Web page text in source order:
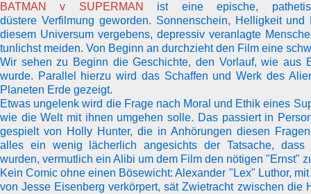
BATMAN v SUPERMAN
ist eine epische,
düstere Verfilmung geworden. Sonnenschein, Helligkeit
diesem Universum vergebens, depressiv veranlagte
tunlichst meiden. Von Beginn an durchzieht den Film eine
Wir sehen zu Beginn die Geschichte, den Vorlauf, wie aus
wurde. Parallel hierzu wird das Schaffen und Werk des
Planeten Erde gezeigt.
Etwas ungelenk wird die Frage nach Moral und Ethik eines
wie die Welt mit ihnen umgehen solle. Das passiert in
gespielt von Holly Hunter, die in Anhörungen diesen
alles ein wenig lächerlich angesichts der Tatsache, dass
wurden, vermutlich ein Alibi um dem Film den nötigen "Ernst"
Kein Comic ohne einen Bösewicht: Alexander "Lex" Luthor,
von Jesse Eisenberg verkörpert, sät Zwietracht zwischen die